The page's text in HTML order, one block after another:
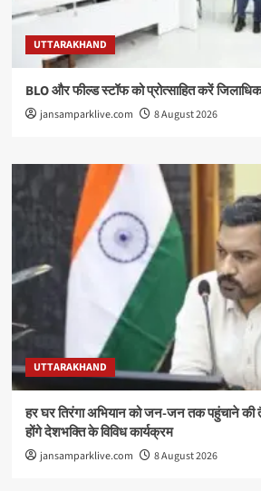
UTTARAKHAND
BLO और फील्ड स्टॉफ को प्रोत्साहित करें
jansamparklive.com 8 August 2026
UTTARAKHAND
हर घर तिरंगा अभियान को जन-जन तक पहुंचाने
होंगे देशभक्ति के विविध कार्यक्रम
jansamparklive.com 8 August 2026